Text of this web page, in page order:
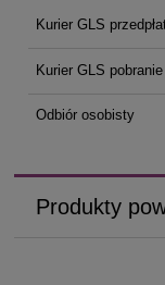
Kurier GLS
Kurier GLS pobranie
Odbiór osobisty
Produkty